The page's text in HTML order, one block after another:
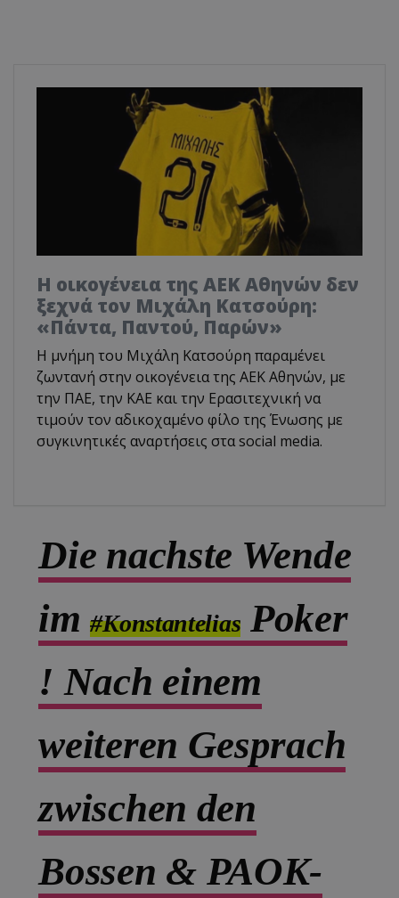
Η οικογένεια της ΑΕΚ Αθηνών δεν
ξεχνά τον Μιχάλη Κατσούρη:
«Πάντα, Παντού, Παρών»
Η μνήμη του Μιχάλη Κατσούρη παραμένει
ζωντανή στην οικογένεια της ΑΕΚ Αθηνών, με
την ΠΑΕ, την ΚΑΕ και την Ερασιτεχνική να
τιμούν τον αδικοχαμένο φίλο της Ένωσης με
συγκινητικές αναρτήσεις στα social media.
Die nachste Wende
im#Konstantelias Poker
! Nach einem
weiteren Gesprach
zwischen den
Bossen & PAOK-